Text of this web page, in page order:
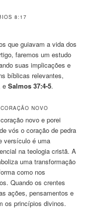
8:17
que guiavam a vida dos
faremos um estudo
suas implicações e
bíblicas relevantes,
eSalmos 37:4-5.
NOVO
novo e porei
vós o coração de pedra
versículo é uma
na teologia cristã. A
uma transformação
como nos
Quando os crentes
ações, pensamentos e
os princípios divinos.